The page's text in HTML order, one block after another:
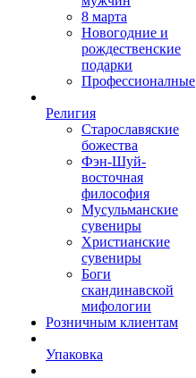
8 марта
Новогодние и
рождественские
подарки
Профессионалные
Религия
Старославяские
божества
Фэн-Шуй-
восточная
философия
Мусульманские
сувениры
Христианские
сувениры
Боги
скандинавской
мифологии
Розничным клиентам
Упаковка